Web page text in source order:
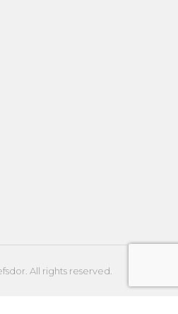
All rights reserved.